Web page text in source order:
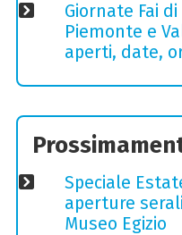
Giornate Fai
Piemonte e
aperti, date,
Speciale
aperture
Museo Egizio